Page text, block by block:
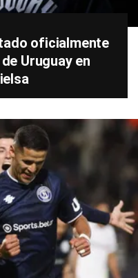
oficialmente
Uruguay en